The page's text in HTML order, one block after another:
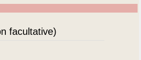
la perte du basque dans la vallée
facultative)